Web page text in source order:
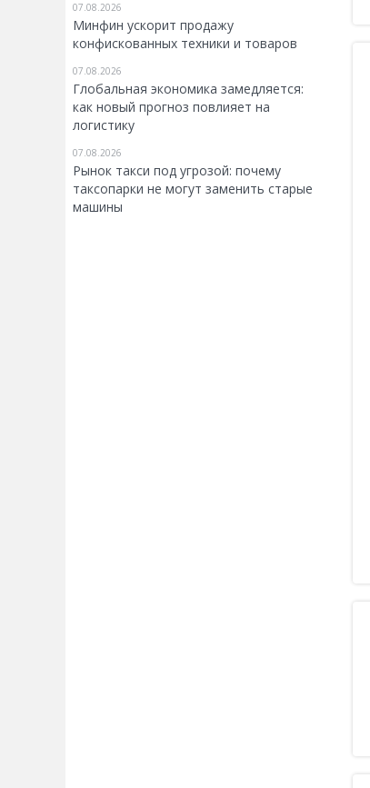
07.08.2026
Минфин ускорит продажу
конфискованных техники и товаров
07.08.2026
Глобальная экономика замедляется:
как новый прогноз повлияет на
логистику
07.08.2026
Рынок такси под угрозой: почему
таксопарки не могут заменить старые
машины